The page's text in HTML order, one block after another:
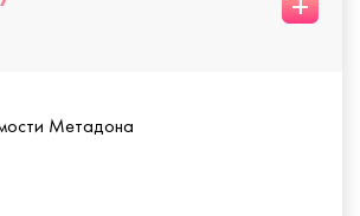
Метадона